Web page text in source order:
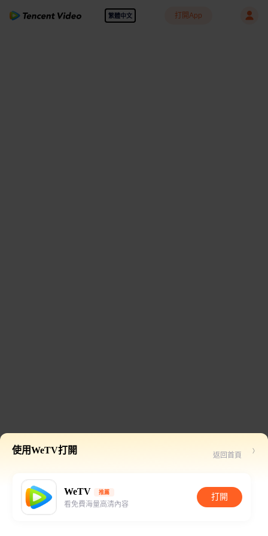
繁體中文 打開App
使用WeTV打開 返回首頁
WeTV 推薦
看免費海量高清內容
打開